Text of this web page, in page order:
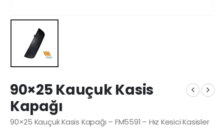
90×25 Kauçuk Kasis
Kapağı
90×25 Kauçuk Kasis Kapağı – FM5591 – Hız Kesici Kasisler